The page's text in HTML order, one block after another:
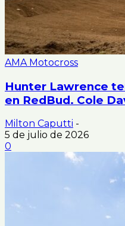
AMA Motocross
Hunter Lawrence
en RedBud. Cole
Milton Caputti -
5 de julio de 2026
0